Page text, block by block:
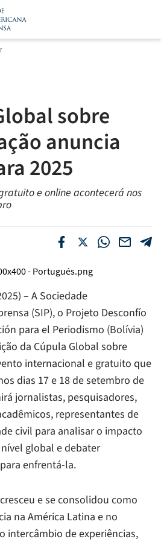
sobre
anuncia
2025
e online acontecerá nos
– A Sociedade
(SIP), o Projeto Desconfío
para el Periodismo (Bolívia)
da Cúpula Global sobre
internacional e gratuito que
dias 17 e 18 de setembro de
jornalistas, pesquisadores,
representantes de
civil para analisar o impacto
global e debater
enfrentá-la.
e se consolidou como
na América Latina e no
intercâmbio de experiências,